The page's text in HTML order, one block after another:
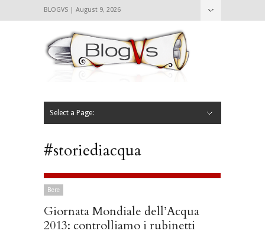
BLOGVS | August 9, 2026
Select a Page:
#storiediacqua
Bere
Giornata Mondiale dell’Acqua
2013: controlliamo i rubinetti